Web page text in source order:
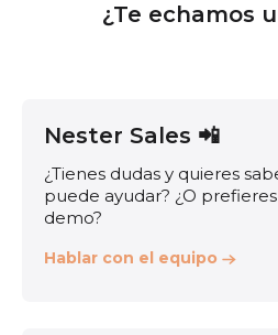
¿Te echamos
Nester Sales 📲
¿Tienes dudas y quieres
puede ayudar? ¿O
demo?
Hablar con el equipo